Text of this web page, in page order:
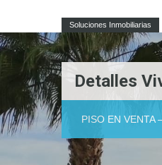
Soluciones Inmobiliarias
Detalles
PISO EN VENTA